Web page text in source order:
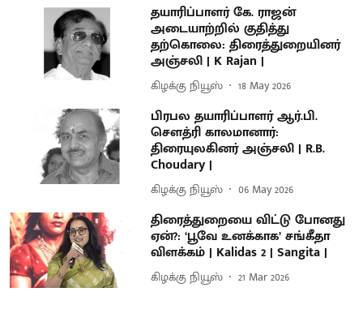
தயாரிப்பாளர் கே. ராஜன்
அடையாற்றில் குதித்து
தற்கொலை: திரைத்துறையினர்
அஞ்சலி | K Rajan |
கிழக்கு நியூஸ் 18 May 2026
பிரபல தயாரிப்பாளர் ஆர்.பி.
சௌத்ரி காலமானார்:
திரையுலகினர் அஞ்சலி | R.B.
Choudary |
கிழக்கு நியூஸ் 06 May 2026
திரைத்துறையை விட்டு போனது
ஏன்?: ‘பூவே உனக்காக’ சங்கீதா
விளக்கம் | Kalidas 2 | Sangita |
கிழக்கு நியூஸ் 21 Mar 2026